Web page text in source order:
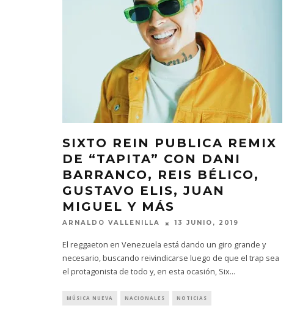
SIXTO REIN PUBLICA REMIX
DE “TAPITA” CON DANI
BARRANCO, REIS BÉLICO,
GUSTAVO ELIS, JUAN
MIGUEL Y MÁS
ARNALDO VALLENILLA 13 JUNIO, 2019
El reggaeton en Venezuela está dando un giro grande y
necesario, buscando reivindicarse luego de que el trap sea
el protagonista de todo y, en esta ocasión, Six...
MÚSICA NUEVA NACIONALES NOTICIAS